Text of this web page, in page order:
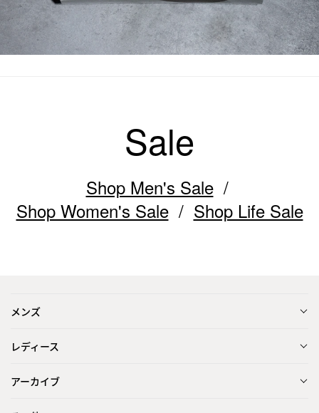
Sale
Shop Men's Sale
Shop Women's Sale
Shop Life Sale
メンズ
レディース
アーカイブ